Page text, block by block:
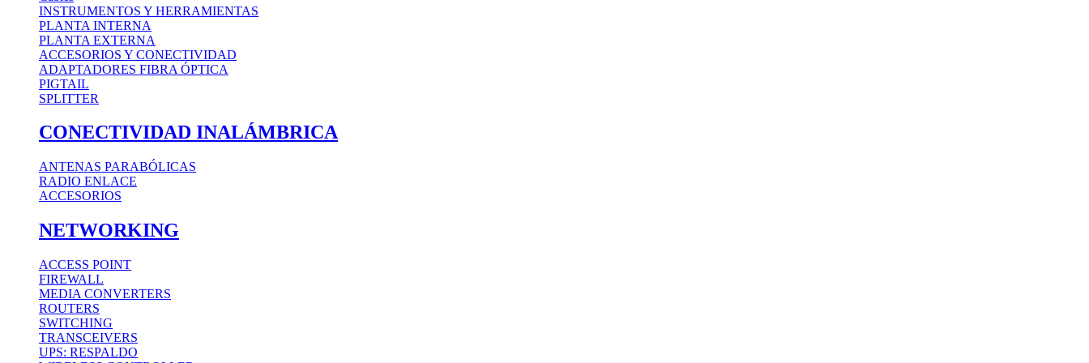
INSTRUMENTOS Y HERRAMIENTAS
PLANTA INTERNA
PLANTA EXTERNA
ACCESORIOS Y CONECTIVIDAD
ADAPTADORES FIBRA ÓPTICA
PIGTAIL
SPLITTER
CONECTIVIDAD INALÁMBRICA
ANTENAS PARABÓLICAS
RADIO ENLACE
ACCESORIOS
NETWORKING
ACCESS POINT
FIREWALL
MEDIA CONVERTERS
ROUTERS
SWITCHING
TRANSCEIVERS
UPS: RESPALDO